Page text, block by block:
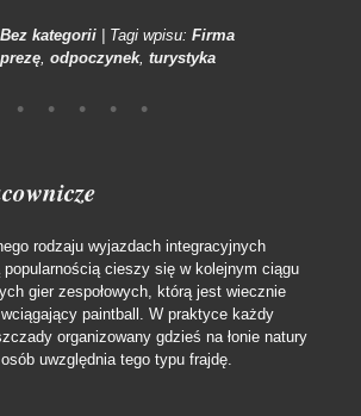
Bez kategorii Tagi wpisu: Firma
, odpoczynek, turystyka
rodzaju wyjazdach integracyjnych
popularnością cieszy się w kolejnym ciągu
gier zespołowych, którą jest wiecznie
paintball. W praktyce każdy
organizowany gdzieś na łonie natury
uwzględnia tego typu frajdę.